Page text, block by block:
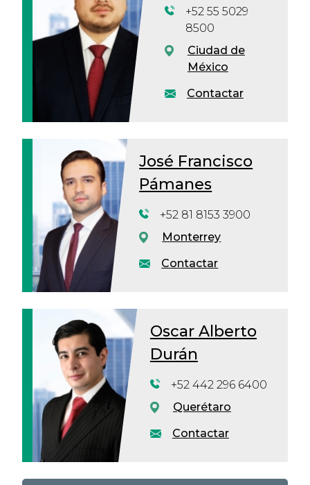
Contactar
+52 55 5029
8500
Ciudad de
México
José Francisco
Pámanes
Contactar
+52 81 8153 3900
Monterrey
Oscar Alberto
Durán
Contactar
+52 442 296 6400
Querétaro